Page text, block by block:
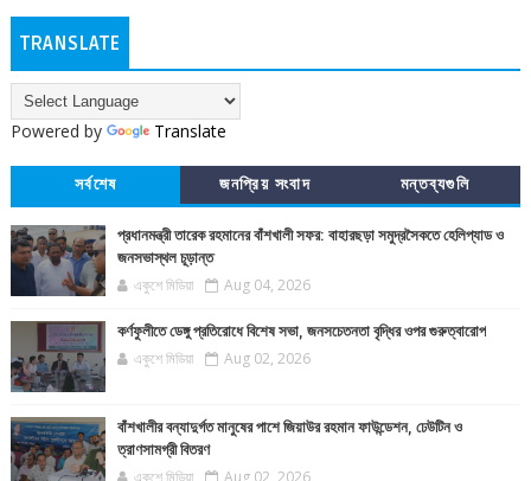
TRANSLATE
Powered by Translate
সর্বশেষ জনপ্রিয় সংবাদ মন্তব্যগুলি
প্রধানমন্ত্রী তারেক রহমানের বাঁশখালী সফর: বাহারছড়া সমুদ্রসৈকতে হেলিপ্যাড ও
জনসভাস্থল চূড়ান্ত
একুশে মিডিয়া Aug 04, 2026
কর্ণফুলীতে ডেঙ্গু প্রতিরোধে বিশেষ সভা, জনসচেতনতা বৃদ্ধির ওপর গুরুত্বারোপ
একুশে মিডিয়া Aug 02, 2026
বাঁশখালীর বন্যাদুর্গত মানুষের পাশে জিয়াউর রহমান ফাউন্ডেশন, ঢেউটিন ও
ত্রাণসামগ্রী বিতরণ
একুশে মিডিয়া Aug 02, 2026